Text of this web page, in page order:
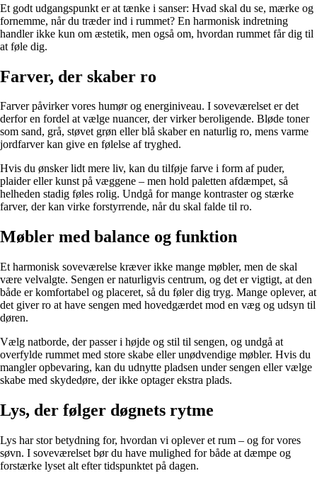
Et godt udgangspunkt er at tænke i sanser: Hvad skal du se, mærke og
fornemme, når du træder ind i rummet? En harmonisk indretning
handler ikke kun om æstetik, men også om, hvordan rummet får dig til
at føle dig.
Farver, der skaber ro
Farver påvirker vores humør og energiniveau. I soveværelset er det
derfor en fordel at vælge nuancer, der virker beroligende. Bløde toner
som sand, grå, støvet grøn eller blå skaber en naturlig ro, mens varme
jordfarver kan give en følelse af tryghed.
Hvis du ønsker lidt mere liv, kan du tilføje farve i form af puder,
plaider eller kunst på væggene – men hold paletten afdæmpet, så
helheden stadig føles rolig. Undgå for mange kontraster og stærke
farver, der kan virke forstyrrende, når du skal falde til ro.
Møbler med balance og funktion
Et harmonisk soveværelse kræver ikke mange møbler, men de skal
være velvalgte. Sengen er naturligvis centrum, og det er vigtigt, at den
både er komfortabel og placeret, så du føler dig tryg. Mange oplever, at
det giver ro at have sengen med hovedgærdet mod en væg og udsyn til
døren.
Vælg natborde, der passer i højde og stil til sengen, og undgå at
overfylde rummet med store skabe eller unødvendige møbler. Hvis du
mangler opbevaring, kan du udnytte pladsen under sengen eller vælge
skabe med skydedøre, der ikke optager ekstra plads.
Lys, der følger døgnets rytme
Lys har stor betydning for, hvordan vi oplever et rum – og for vores
søvn. I soveværelset bør du have mulighed for både at dæmpe og
forstærke lyset alt efter tidspunktet på dagen.